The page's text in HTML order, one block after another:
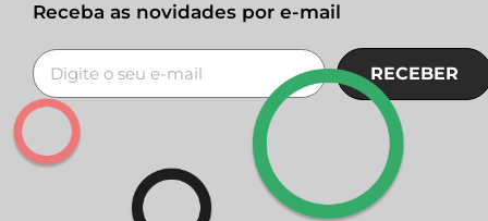
Receba as novidades por e-mail
RECEBER